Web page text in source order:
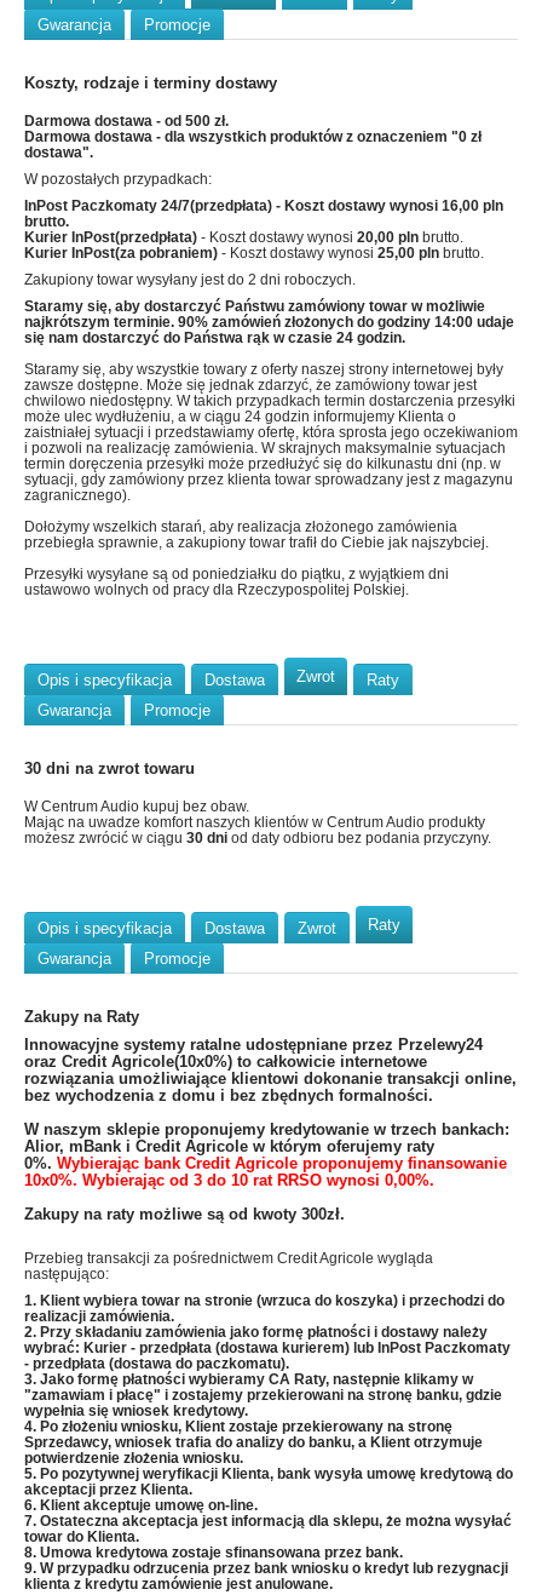
Gwarancja
Promocje
Koszty, rodzaje i terminy dostawy
Darmowa dostawa - od 500 zł.
Darmowa dostawa - dla wszystkich produktów z oznaczeniem "0 zł
dostawa".
W pozostałych przypadkach:
InPost Paczkomaty 24/7(przedpłata) - Koszt dostawy wynosi 16,00 pln
brutto.
Kurier InPost(przedpłata) - Koszt dostawy wynosi 20,00 pln brutto.
Kurier InPost(za pobraniem) - Koszt dostawy wynosi 25,00 pln brutto.
Zakupiony towar wysyłany jest do 2 dni roboczych.
Staramy się, aby dostarczyć Państwu zamówiony towar w możliwie
najkrótszym terminie. 90% zamówień złożonych do godziny 14:00 udaje
się nam dostarczyć do Państwa rąk w czasie 24 godzin.
Staramy się, aby wszystkie towary z oferty naszej strony internetowej były
zawsze dostępne. Może się jednak zdarzyć, że zamówiony towar jest
chwilowo niedostępny. W takich przypadkach termin dostarczenia przesyłki
może ulec wydłużeniu, a w ciągu 24 godzin informujemy Klienta o
zaistniałej sytuacji i przedstawiamy ofertę, która sprosta jego oczekiwaniom
i pozwoli na realizację zamówienia. W skrajnych maksymalnie sytuacjach
termin doręczenia przesyłki może przedłużyć się do kilkunastu dni (np. w
sytuacji, gdy zamówiony przez klienta towar sprowadzany jest z magazynu
zagranicznego).
Dołożymy wszelkich starań, aby realizacja złożonego zamówienia
przebiegła sprawnie, a zakupiony towar trafił do Ciebie jak najszybciej.
Przesyłki wysyłane są od poniedziałku do piątku, z wyjątkiem dni
ustawowo wolnych od pracy dla Rzeczypospolitej Polskiej.
Opis i specyfikacja Dostawa Zwrot
Raty
Gwarancja
Promocje
30 dni na zwrot towaru
W Centrum Audio kupuj bez obaw.
Mając na uwadze komfort naszych klientów w Centrum Audio produkty
możesz zwrócić w ciągu 30 dni od daty odbioru bez podania przyczyny.
Opis i specyfikacja Dostawa Zwrot
Raty
Gwarancja
Promocje
Zakupy na Raty
​Innowacyjne systemy ratalne udostępniane przez Przelewy24
oraz Credit Agricole(10x0%) to całkowicie internetowe
rozwiązania umożliwiające klientowi dokonanie transakcji online,
bez wychodzenia z domu i bez zbędnych formalności.
W naszym sklepie proponujemy kredytowanie w trzech bankach:
Alior, mBank i Credit Agricole w którym oferujemy raty
0%. Wybierając bank Credit Agricole proponujemy finansowanie
10x0%. Wybierając od 3 do 10 rat RRSO wynosi 0,00%.
Zakupy na raty możliwe są od kwoty 300zł.
Przebieg transakcji za pośrednictwem Credit Agricole wygląda
następująco:
1. Klient wybiera towar na stronie (wrzuca do koszyka) i przechodzi do
realizacji zamówienia.
2. Przy składaniu zamówienia jako formę płatności i dostawy należy
wybrać: Kurier - przedpłata (dostawa kurierem) lub InPost Paczkomaty
- przedpłata (dostawa do paczkomatu).
3. Jako formę płatności wybieramy CA Raty, następnie klikamy w
"zamawiam i płacę" i zostajemy przekierowani na stronę banku, gdzie
wypełnia się wniosek kredytowy.
4. Po złożeniu wniosku, Klient zostaje przekierowany na stronę
Sprzedawcy, wniosek trafia do analizy do banku, a Klient otrzymuje
potwierdzenie złożenia wniosku.
5. Po pozytywnej weryfikacji Klienta, bank wysyła umowę kredytową do
akceptacji przez Klienta.
6. Klient akceptuje umowę on-line.
7. Ostateczna akceptacja jest informacją dla sklepu, że można wysyłać
towar do Klienta.
8. Umowa kredytowa zostaje sfinansowana przez bank.
9. W przypadku odrzucenia przez bank wniosku o kredyt lub rezygnacji
klienta z kredytu zamówienie jest anulowane.